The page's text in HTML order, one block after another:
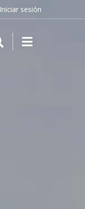
Iniciar sesión